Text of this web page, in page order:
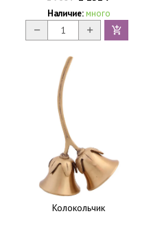
Наличие: много
Колокольчик